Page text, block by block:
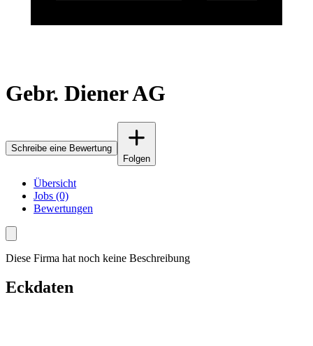
Gebr. Diener AG
Schreibe eine Bewertung
Folgen
Übersicht
Jobs (0)
Bewertungen
Diese Firma hat noch keine Beschreibung
Eckdaten